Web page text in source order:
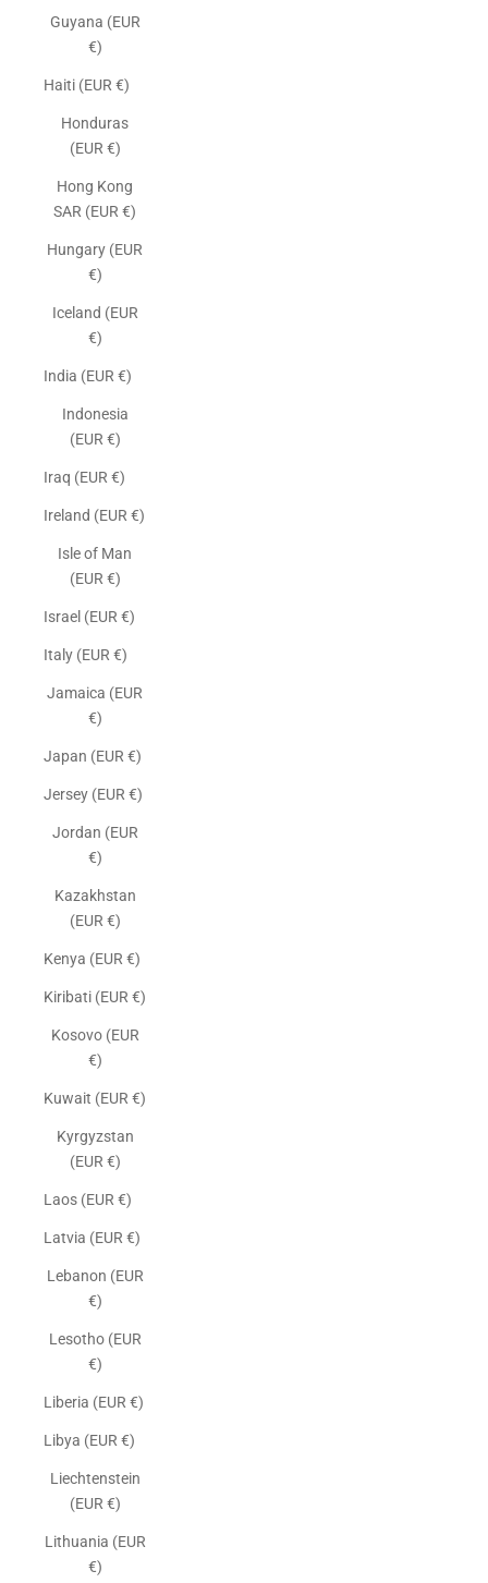
Guyana (EUR
€)
Haiti (EUR €)
Honduras
(EUR €)
Hong Kong
SAR (EUR €)
Hungary (EUR
€)
Iceland (EUR
€)
India (EUR €)
Indonesia
(EUR €)
Iraq (EUR €)
Ireland (EUR €)
Isle of Man
(EUR €)
Israel (EUR €)
Italy (EUR €)
Jamaica (EUR
€)
Japan (EUR €)
Jersey (EUR €)
Jordan (EUR
€)
Kazakhstan
(EUR €)
Kenya (EUR €)
Kiribati (EUR €)
Kosovo (EUR
€)
Kuwait (EUR €)
Kyrgyzstan
(EUR €)
Laos (EUR €)
Latvia (EUR €)
Lebanon (EUR
€)
Lesotho (EUR
€)
Liberia (EUR €)
Libya (EUR €)
Liechtenstein
(EUR €)
Lithuania (EUR
€)